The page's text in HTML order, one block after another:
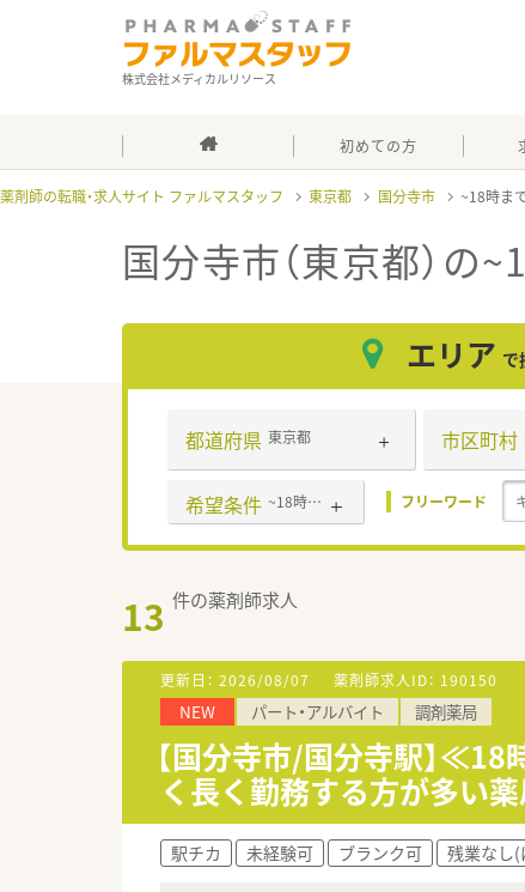
株式会社メディカルリソース
初めての方
薬剤師の転職・求人サイト ファルマスタッフ 東京都 国分寺市 ~18時ま
国分寺市（東京都）の
エリア で
都道府県 東京都 市区町村
希望条件 ~18時までの職場 フリーワード
13 件の薬剤師求人
更新日： 2026/08/07 薬剤師求人ID： 190150
NEW パート・アルバイト 調剤薬局
【国分寺市/国分寺駅】
く長く勤務する方が多い
駅チカ 未経験可 ブランク可 残業なし